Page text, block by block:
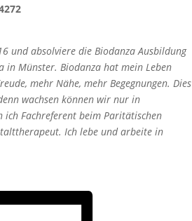
und absolviere die Biodanza Ausbildung
in Münster. Biodanza hat mein Leben
mehr Nähe, mehr Begegnungen. Dies
wachsen können wir nur in
ich Fachreferent beim Paritätischen
Ich lebe und arbeite in